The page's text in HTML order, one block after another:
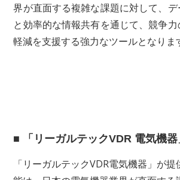
界が直面する複雑な課題に対して、
と効率的な情報共有を通じて、競争
軽減を支援する強力なツールとなりま
■ 「リーガルテックVDR 電気機
「リーガルテックVDR電気機器」が